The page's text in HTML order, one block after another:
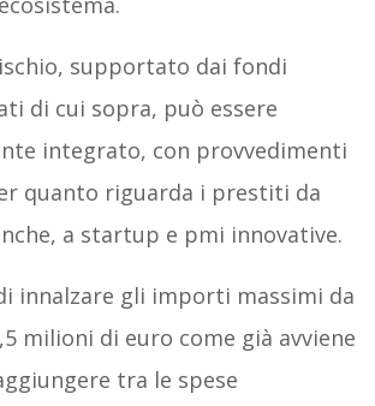
supportato dai fondi
di cui sopra, può essere
integrato, con provvedimenti
quanto riguarda i prestiti da
a startup e pmi innovative.
innalzare gli importi massimi da
milioni di euro come già avviene
tra le spese